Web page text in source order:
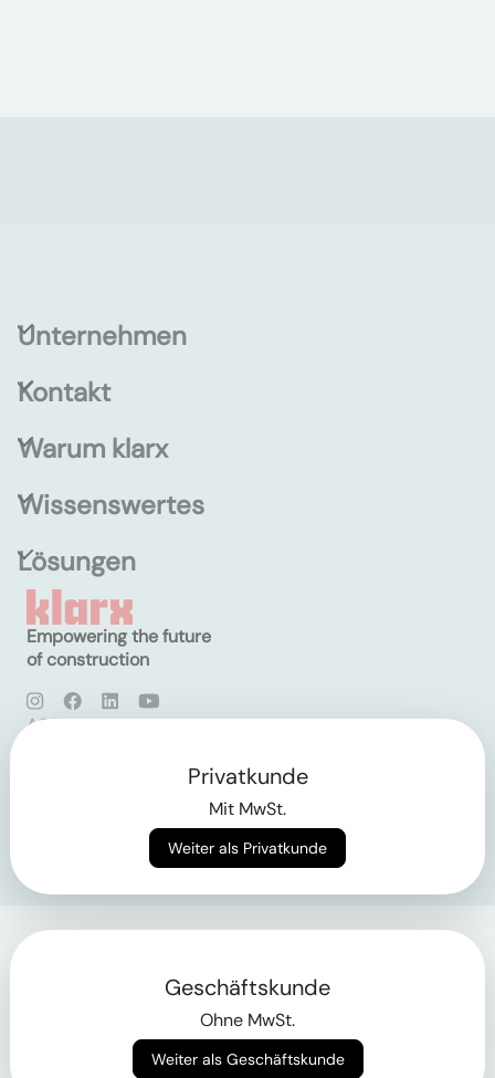
Unternehmen
Kontakt
Warum klarx
Wissenswertes
Lösungen
Empowering the future
of construction
AGB
Privatkunde
Mit MwSt.
Weiter als Privatkunde
Geschäftskunde
Ohne MwSt.
Weiter als Geschäftskunde